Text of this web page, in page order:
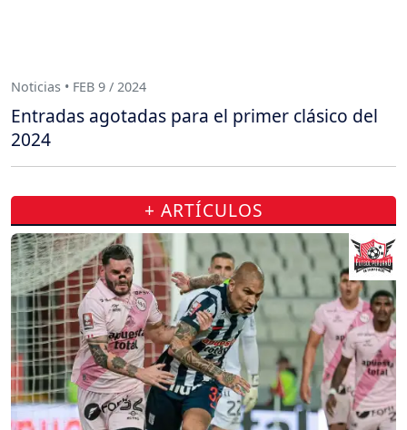
Noticias • FEB 9 / 2024
Entradas agotadas para el primer clásico del
2024
+ ARTÍCULOS